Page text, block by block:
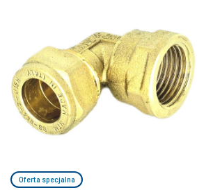
Oferta specjalna